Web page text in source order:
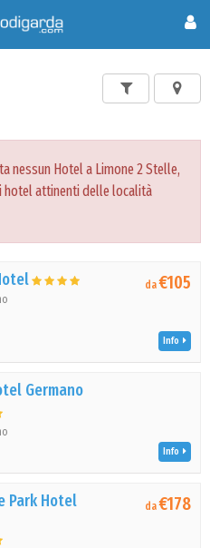
nessun Hotel a Limone 2 Stelle,
hotel attinenti delle località
da€105
Info
Germano
Info
Park Hotel
da€178